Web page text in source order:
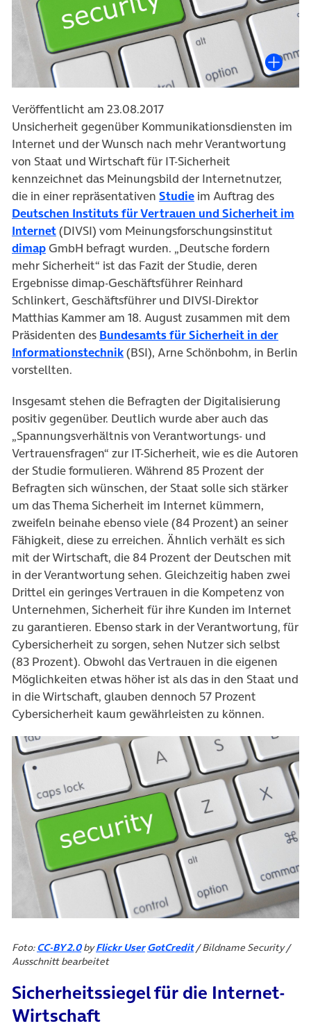
Veröffentlicht am 23.08.2017
Unsicherheit gegenüber Kommunikationsdiensten im
Internet und der Wunsch nach mehr Verantwortung
von Staat und Wirtschaft für IT-Sicherheit
kennzeichnet das Meinungsbild der Internetnutzer,
die in einer repräsentativen Studie(öffnet in neuem Tab)
im Auftrag des
Deutschen Instituts für Vertrauen und Sicherheit im
Internet(öffnet in neuem Tab)
(DIVSI) vom Meinungsforschungsinstitut
dimap(öffnet in neuem Tab)
GmbH befragt wurden. „Deutsche fordern
mehr Sicherheit“ ist das Fazit der Studie, deren
Ergebnisse dimap-Geschäftsführer Reinhard
Schlinkert, Geschäftsführer und DIVSI-Direktor
Matthias Kammer am 18. August zusammen mit dem
Präsidenten des Bundesamts für Sicherheit in der
Informationstechnik(öffnet in neuem Tab)
(BSI), Arne Schönbohm, in Berlin
vorstellten.
Insgesamt stehen die Befragten der Digitalisierung
positiv gegenüber. Deutlich wurde aber auch das
„Spannungsverhältnis von Verantwortungs- und
Vertrauensfragen“ zur IT-Sicherheit, wie es die Autoren
der Studie formulieren. Während 85 Prozent der
Befragten sich wünschen, der Staat solle sich stärker
um das Thema Sicherheit im Internet kümmern,
zweifeln beinahe ebenso viele (84 Prozent) an seiner
Fähigkeit, diese zu erreichen. Ähnlich verhält es sich
mit der Wirtschaft, die 84 Prozent der Deutschen mit
in der Verantwortung sehen. Gleichzeitig haben zwei
Drittel ein geringes Vertrauen in die Kompetenz von
Unternehmen, Sicherheit für ihre Kunden im Internet
zu garantieren. Ebenso stark in der Verantwortung, für
Cybersicherheit zu sorgen, sehen Nutzer sich selbst
(83 Prozent). Obwohl das Vertrauen in die eigenen
Möglichkeiten etwas höher ist als das in den Staat und
in die Wirtschaft, glauben dennoch 57 Prozent
Cybersicherheit kaum gewährleisten zu können.
Foto:CC-BY 2.0(öffnet in neuem Tab)
byFlickr User(öffnet in neuem Tab)
GotCredit(öffnet in neuem Tab)
/ Bildname Security /
Ausschnitt bearbeitet
Sicherheitssiegel für die Internet-
Wirtschaft